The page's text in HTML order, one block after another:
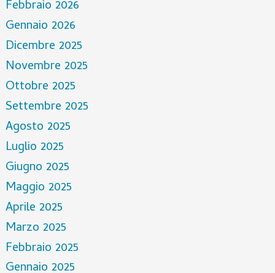
Febbraio 2026
Gennaio 2026
Dicembre 2025
Novembre 2025
Ottobre 2025
Settembre 2025
Agosto 2025
Luglio 2025
Giugno 2025
Maggio 2025
Aprile 2025
Marzo 2025
Febbraio 2025
Gennaio 2025